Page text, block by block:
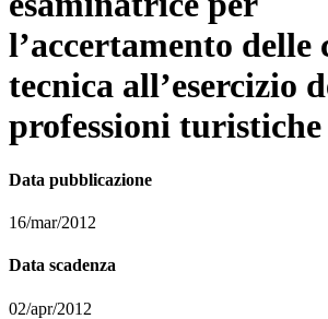
l’accertamento delle
tecnica all’esercizio
professioni turistiche
Data pubblicazione
16/mar/2012
Data scadenza
02/apr/2012